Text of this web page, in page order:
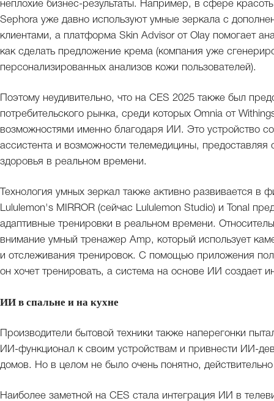
неплохие бизнес-результаты. Например, в сфере
Sephora уже давно используют умные зеркала с
клиентами, а платформа Skin Advisor от Olay помогает
как сделать предложение крема (компания уже
персонализированных анализов кожи пользователей).
Поэтому неудивительно, что на CES 2025 также был
потребительского рынка, среди которых Omnia от
возможностями именно благодаря ИИ. Это устройство
ассистента и возможности телемедицины,
здоровья в реальном времени.
Технология умных зеркал также активно развивается в
Lululemon's MIRROR (сейчас Lululemon Studio) и Tonal
адаптивные тренировки в реальном времени.
внимание умный тренажер Amp, который использует
и отслеживания тренировок. С помощью приложения
он хочет тренировать, а система на основе ИИ создает
ИИ в спальне и на кухне
Производители бытовой техники также наперегонки
ИИ-функционал к своим устройствам и привнести ИИ-
домов. Но в целом не было очень понятно,
Наиболее заметной на CES стала интеграция ИИ в